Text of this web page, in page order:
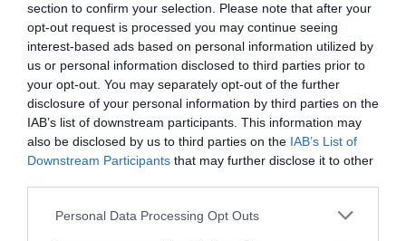
section to confirm your selection. Please note that after your
opt-out request is processed you may continue seeing
interest-based ads based on personal information utilized by
us or personal information disclosed to third parties prior to
your opt-out. You may separately opt-out of the further
disclosure of your personal information by third parties on the
IAB’s list of downstream participants. This information may
also be disclosed by us to third parties on the IAB’s List of
Downstream Participants that may further disclose it to other
Please note that this website/app uses one or more Google
Personal Data Processing Opt Outs
Μυρτώ Κοροβέση στο pagenews.gr: «Η κοινωνία ζητά
διαφάνεια, όχι άλλα σκάνδαλα» – Τι λέει για τον ΟΠΕΚΕΠΕ